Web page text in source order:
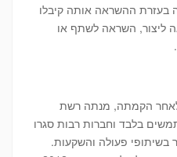
בעזרת ההשראה אותה קיבלו
ליצור, השראה לשתף או
הקמתה, מנתה רשת
בלבד וחברות רבות סגרו
פעולה והשקעות.